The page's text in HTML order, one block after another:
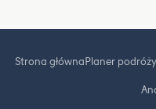
Strona główna Planer podróży